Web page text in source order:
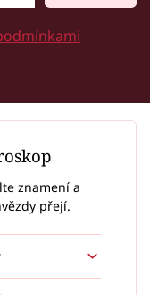
znamení a
přejí.